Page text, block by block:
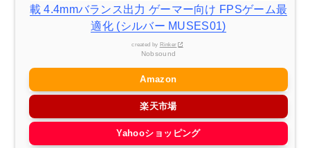
載 4.4mmバランス出力 ゲーマー向け FPSゲーム最
適化 (シルバー MUSES01)
created by Rinker
Nobsound
Amazon
楽天市場
Yahooショッピング